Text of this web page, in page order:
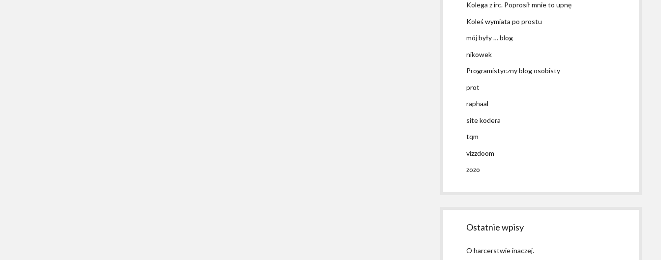
Kolega z irc. Poprosił mnie to upnę
Koleś wymiata po prostu
mój były … blog
nikowek
Programistyczny blog osobisty
prot
raphaal
site kodera
tqm
vizzdoom
zozo
Ostatnie wpisy
O harcerstwie inaczej.